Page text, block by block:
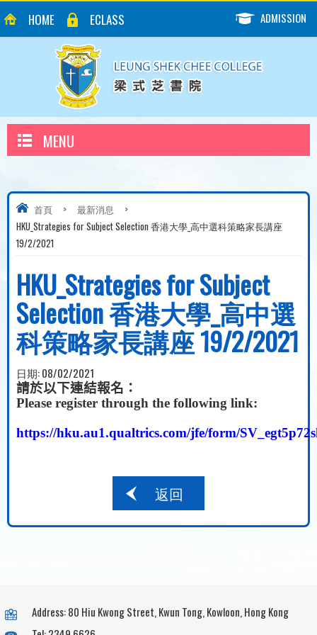
HOME ECLASS ADMISSION
MENU
首頁 > 最新消息
>
HKU_Strategies for Subject Selection 香港大學_高中選科策略家長講座
19/2/2021
HKU_Strategies for Subject
Selection 香港大學_高中選
科策略家長講座 19/2/2021
日期:08/02/2021
請於以下連結報名：
Please register through the following link:
https://hku.au1.qualtrics.com/jfe/form/
返回
Address: 80 Hiu Kwong Street, Kwun Tong, Kowloon, Hong Kong